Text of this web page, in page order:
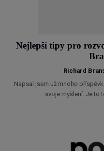
Nejlepší tipy pro
Richard
Napsal jsem už mnoho
svoje myšlení. Je to